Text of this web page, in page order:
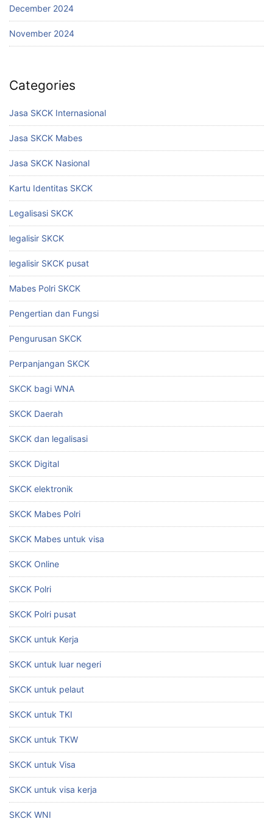
December 2024
November 2024
Categories
Jasa SKCK Internasional
Jasa SKCK Mabes
Jasa SKCK Nasional
Kartu Identitas SKCK
Legalisasi SKCK
legalisir SKCK
legalisir SKCK pusat
Mabes Polri SKCK
Pengertian dan Fungsi
Pengurusan SKCK
Perpanjangan SKCK
SKCK bagi WNA
SKCK Daerah
SKCK dan legalisasi
SKCK Digital
SKCK elektronik
SKCK Mabes Polri
SKCK Mabes untuk visa
SKCK Online
SKCK Polri
SKCK Polri pusat
SKCK untuk Kerja
SKCK untuk luar negeri
SKCK untuk pelaut
SKCK untuk TKI
SKCK untuk TKW
SKCK untuk Visa
SKCK untuk visa kerja
SKCK WNI